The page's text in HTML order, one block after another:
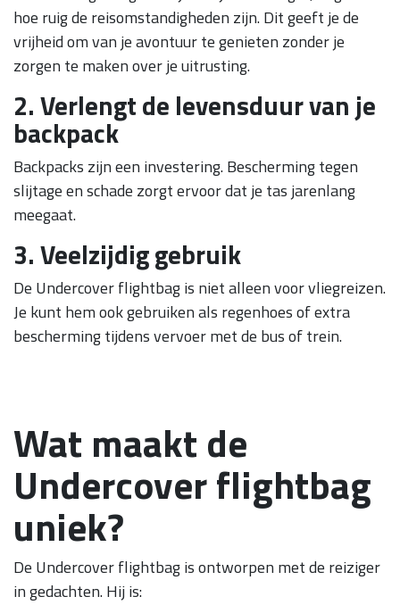
hoe ruig de reisomstandigheden zijn. Dit geeft je de
vrijheid om van je avontuur te genieten zonder je
zorgen te maken over je uitrusting.
2. Verlengt de levensduur van je
backpack
Backpacks zijn een investering. Bescherming tegen
slijtage en schade zorgt ervoor dat je tas jarenlang
meegaat.
3. Veelzijdig gebruik
De Undercover flightbag is niet alleen voor vliegreizen.
Je kunt hem ook gebruiken als regenhoes of extra
bescherming tijdens vervoer met de bus of trein.
Wat maakt de
Undercover flightbag
uniek?
De Undercover flightbag is ontworpen met de reiziger
in gedachten. Hij is: